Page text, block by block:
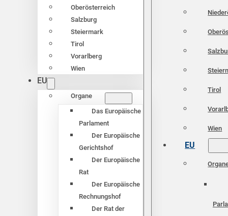
Oberösterreich
Salzburg
Steiermark
Tirol
Vorarlberg
Wien
EU
Organe
Das Europäische
Parlament
Der Europäische
Gerichtshof
Der Europäische
Rat
Der Europäische
Rechnungshof
Der Rat der
Tirol
Wien
EU